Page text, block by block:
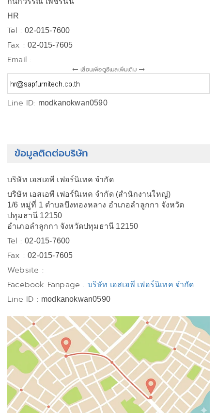
HR
Tel :02-015-7600
Fax :02-015-7605
Email :
เลื่อนเพื่อดูอีเมลเพิ่มเติม
Line ID: modkanokwan0590
ข้อมูลติดต่อบริษัท
บริษัท เอสเอพี เฟอร์นิเทค จำกัด
บริษัท เอสเอพี เฟอร์นิเทค จำกัด (สำนักงานใหญ่)
1/6 หมู่ที่ 1 ตำบลบึงทองหลาง อำเภอลำลูกกา จังหวัด
ปทุมธานี 12150
อำเภอลำลูกกา จังหวัดปทุมธานี 12150
Tel :02-015-7600
Fax :02-015-7605
Website :
Facebook Fanpage : บริษัท เอสเอพี เฟอร์นิเทค จำกัด
Line ID : modkanokwan0590